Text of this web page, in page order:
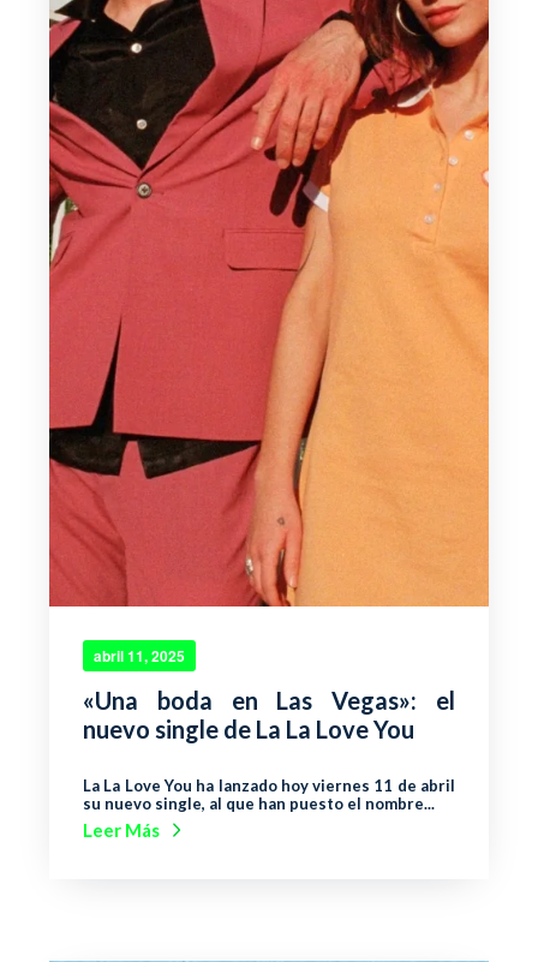
abril 11, 2025
«Una boda en Las Vegas»: el
nuevo single de La La Love You
La La Love You ha lanzado hoy viernes 11 de abril
su nuevo single, al que han puesto el nombre...
Leer Más